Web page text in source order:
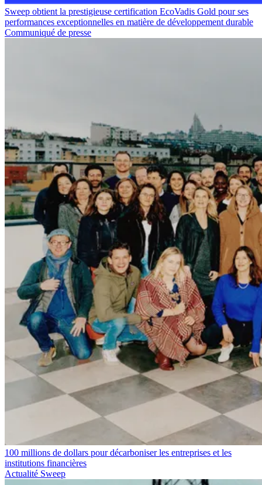
Sweep obtient la prestigieuse certification EcoVadis Gold pour ses
performances exceptionnelles en matière de développement durable
Communiqué de presse
100 millions de dollars pour décarboniser les entreprises et les
institutions financières
Actualité Sweep